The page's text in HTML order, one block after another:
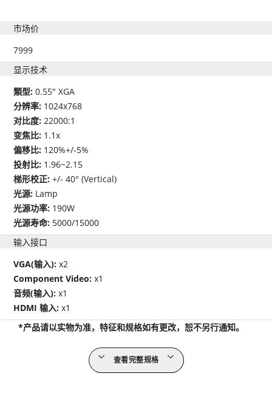
市场价
7999
显示技术
類型:0.55" XGA
分辨率: 1024x768
对比度:22000:1
变焦比: 1.1x
偏移比: 120%+/-5%
投射比: 1.96~2.15
梯形校正:+/- 40° (Vertical)
光源: Lamp
光源功率: 190W
光源寿命: 5000/15000
输入接口
VGA(输入):x2
Component Video:x1
音频(输入):x1
HDMI 输入:x1
*产品请以实物为准，特征和规格如有更改，恕不另行通知。
查看完整规格